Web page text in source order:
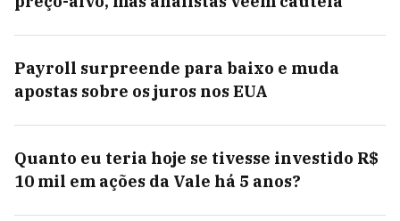
Payroll surpreende para baixo e muda
apostas sobre os juros nos EUA
Quanto eu teria hoje se tivesse investido R$
10 mil em ações da Vale há 5 anos?